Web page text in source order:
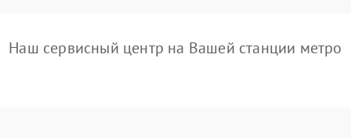
Наш сервисный центр на Вашей станции метро